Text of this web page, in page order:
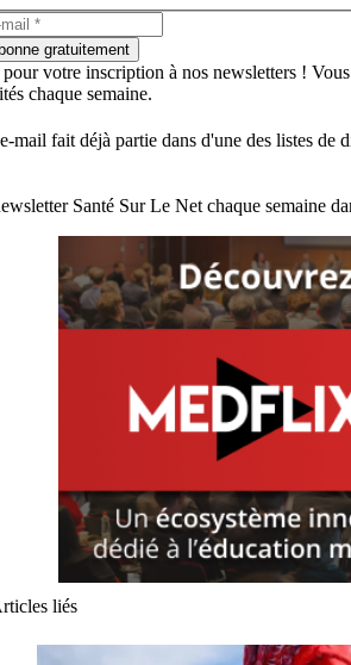
gratuitement
votre inscription à nos newsletters !
chaque semaine.
mail fait déjà partie dans d'une des listes de
Santé Sur Le Net chaque semaine
liés